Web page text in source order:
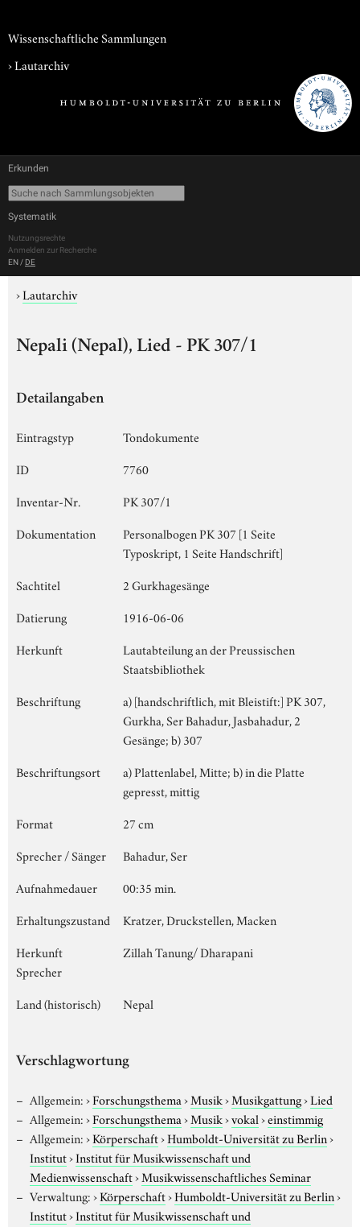
Wissenschaftliche Sammlungen
›Lautarchiv
Erkunden
Systematik
Nutzungsrechte
Anmelden zur Recherche
EN / DE
›Lautarchiv
Nepali (Nepal), Lied - PK 307/1
Detailangaben
Eintragstyp
Tondokumente
ID
7760
Inventar-Nr.
PK 307/1
Dokumentation
Personalbogen PK 307 [1 Seite
Typoskript, 1 Seite Handschrift]
Sachtitel
2 Gurkhagesänge
Datierung
1916-06-06
Herkunft
Lautabteilung an der Preussischen
Staatsbibliothek
Beschriftung
a) [handschriftlich, mit Bleistift:] PK 307,
Gurkha, Ser Bahadur, Jasbahadur, 2
Gesänge; b) 307
Beschriftungsort
a) Plattenlabel, Mitte; b) in die Platte
gepresst, mittig
Format
27 cm
Sprecher / Sänger
Bahadur, Ser
Aufnahmedauer
00:35 min.
Erhaltungszustand
Kratzer, Druckstellen, Macken
Herkunft
Sprecher
Zillah Tanung/ Dharapani
Land (historisch) Nepal
Verschlagwortung
Allgemein:›Forschungsthema›Musik›Musikgattung›Lied
Allgemein:›Forschungsthema›Musik›vokal›einstimmig
Allgemein:›Körperschaft›Humboldt-Universität zu Berlin›
Institut›Institut für Musikwissenschaft und
Medienwissenschaft›Musikwissenschaftliches Seminar
Verwaltung:›Körperschaft›Humboldt-Universität zu Berlin›
Institut›Institut für Musikwissenschaft und